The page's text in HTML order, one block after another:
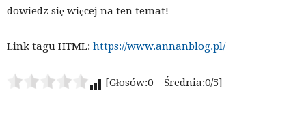
dowiedz się więcej na ten temat!
Link tagu HTML: https://www.annanblog.pl/
[Głosów:0 Średnia:0/5]